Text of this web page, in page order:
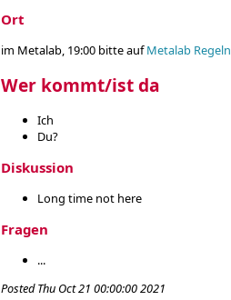
Ort
im Metalab, 19:00 bitte aufMetalab Regeln
Wer kommt/ist da
Ich
Du?
Diskussion
Long time not here
Fragen
...
PostedThu Oct 21 00:00:00 2021